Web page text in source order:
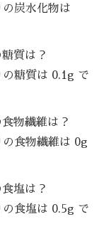
炭水化物は
質は？
の糖質は 0.1g で
物繊維は？
の食物繊維は 0g
塩は？
の食塩は 0.5g で